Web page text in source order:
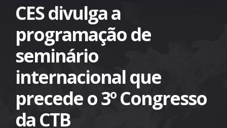
CES divulga a
programação de
seminário
internacional que
precede o 3º Congresso
da CTB